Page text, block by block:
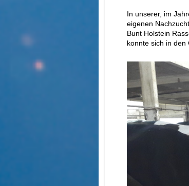
In unserer, im
eigenen
Bunt Holstein
konnte sich in